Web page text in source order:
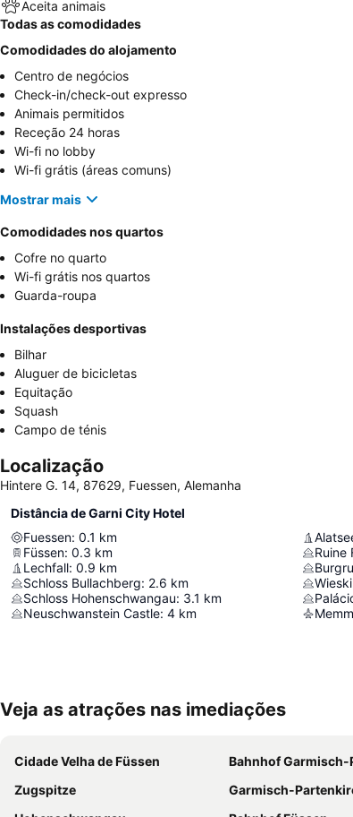
Aceita animais
Todas as comodidades
Comodidades do alojamento
Centro de negócios
Check-in/check-out expresso
Animais permitidos
Receção 24 horas
Wi-fi no lobby
Wi-fi grátis (áreas comuns)
Mostrar mais
Comodidades nos quartos
Cofre no quarto
Wi-fi grátis nos quartos
Guarda-roupa
Instalações desportivas
Bilhar
Aluguer de bicicletas
Equitação
Squash
Campo de ténis
Localização
Hintere G. 14, 87629, Fuessen, Alemanha
Distância de Garni City Hotel
Fuessen: 0.1 km
Füssen: 0.3 km
Lechfall: 0.9 km
Schloss Bullachberg: 2.6 km
Schloss Hohenschwangau: 3.1 km
Neuschwanstein Castle: 4 km
Ruine
Veja as atrações nas imediações
Cidade Velha de Füssen Bahnhof Garmisch-
Zugspitze
Garmisch-